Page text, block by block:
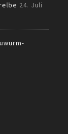
24. Juli